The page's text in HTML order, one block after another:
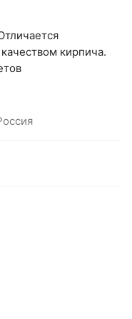
село
75 (вывеска "Мир
кирпича.
ширина *